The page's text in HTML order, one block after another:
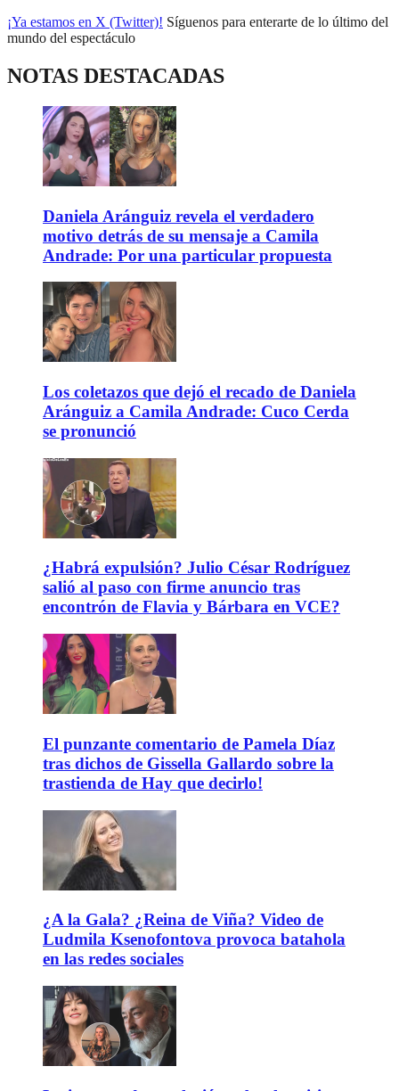
¡Ya estamos en X (Twitter)! Síguenos para enterarte de lo último del
mundo del espectáculo
NOTAS DESTACADAS
Daniela Aránguiz revela el verdadero
motivo detrás de su mensaje a Camila
Andrade: Por una particular propuesta
Los coletazos que dejó el recado de Daniela
Aránguiz a Camila Andrade: Cuco Cerda
se pronunció
¿Habrá expulsión? Julio César Rodríguez
salió al paso con firme anuncio tras
encontrón de Flavia y Bárbara en VCE?
El punzante comentario de Pamela Díaz
tras dichos de Gissella Gallardo sobre la
trastienda de Hay que decirlo!
¿A la Gala? ¿Reina de Viña? Video de
Ludmila Ksenofontova provoca batahola
en las redes sociales